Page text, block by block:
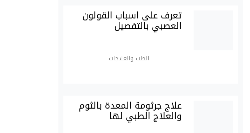
تعرف على اسباب القولون
العصبي بالتفصيل
الطب والعلاجات
علاج جرثومة المعدة بالثوم
والعلاج الطبي لها